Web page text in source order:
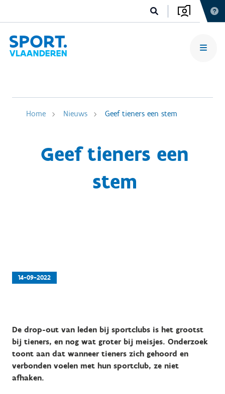
Home Nieuws Geef tieners een stem
Geef tieners een
stem
14-09-2022
De drop-out van leden bij sportclubs is het grootst
bij tieners, en nog wat groter bij meisjes. Onderzoek
toont aan dat wanneer tieners zich gehoord en
verbonden voelen met hun sportclub, ze niet
afhaken.